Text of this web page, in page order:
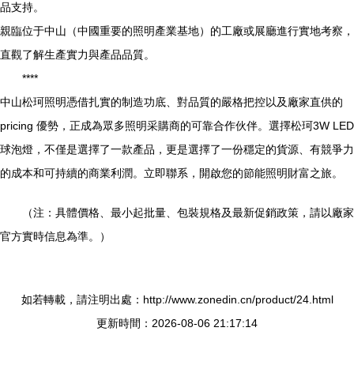
品支持。
親臨位于中山（中國重要的照明產業基地）的工廠或展廳進行實地考察，
直觀了解生產實力與產品品質。
****
中山松珂照明憑借扎實的制造功底、對品質的嚴格把控以及廠家直供的
pricing 優勢，正成為眾多照明采購商的可靠合作伙伴。選擇松珂3W LED
球泡燈，不僅是選擇了一款產品，更是選擇了一份穩定的貨源、有競爭力
的成本和可持續的商業利潤。立即聯系，開啟您的節能照明財富之旅。
（注：具體價格、最小起批量、包裝規格及最新促銷政策，請以廠家
官方實時信息為準。）
如若轉載，請注明出處：http://www.zonedin.cn/product/24.html
更新時間：2026-08-06 21:17:14